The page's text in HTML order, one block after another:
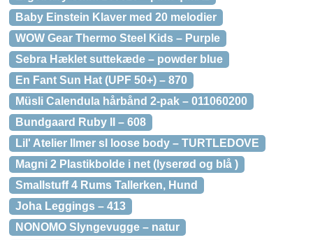
Baby Einstein Klaver med 20 melodier
WOW Gear Thermo Steel Kids – Purple
Sebra Hæklet suttekæde – powder blue
En Fant Sun Hat (UPF 50+) – 870
Müsli Calendula hårbånd 2-pak – 011060200
Bundgaard Ruby II – 608
Lil' Atelier Ilmer sl loose body – TURTLEDOVE
Magni 2 Plastikbolde i net (lyserød og blå )
Smallstuff 4 Rums Tallerken, Hund
Joha Leggings – 413
NONOMO Slyngevugge – natur